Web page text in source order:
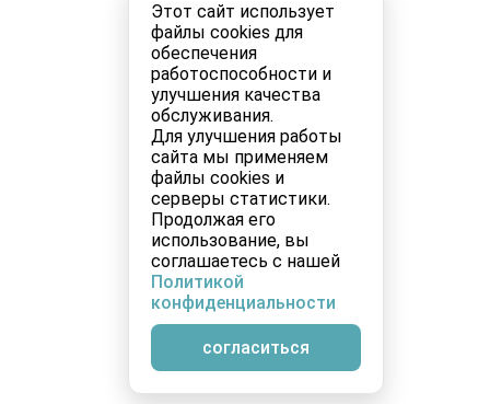
Этот сайт использует
файлы cookies для
обеспечения
работоспособности и
улучшения качества
обслуживания.
Для улучшения работы
сайта мы применяем
файлы cookies и
серверы статистики.
Продолжая его
использование, вы
соглашаетесь с нашей
Политикой
конфиденциальности
согласиться